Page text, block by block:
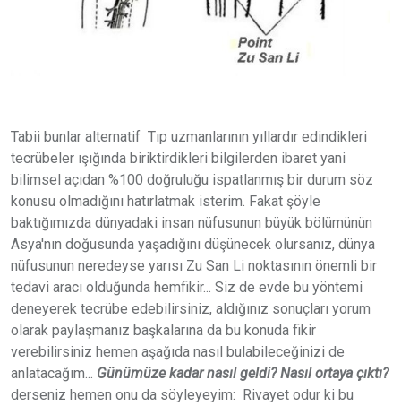
Tabii bunlar alternatif Tıp uzmanlarının yıllardır edindikleri
tecrübeler ışığında biriktirdikleri bilgilerden ibaret yani
bilimsel açıdan %100 doğruluğu ispatlanmış bir durum söz
konusu olmadığını hatırlatmak isterim. Fakat şöyle
baktığımızda dünyadaki insan nüfusunun büyük bölümünün
Asya'nın doğusunda yaşadığını düşünecek olursanız, dünya
nüfusunun neredeyse yarısı Zu San Li noktasının önemli bir
tedavi aracı olduğunda hemfikir... Siz de evde bu yöntemi
deneyerek tecrübe edebilirsiniz, aldığınız sonuçları yorum
olarak paylaşmanız başkalarına da bu konuda fikir
verebilirsiniz hemen aşağıda nasıl bulabileceğinizi de
anlatacağım... Günümüze kadar nasıl geldi? Nasıl ortaya çıktı?
derseniz hemen onu da söyleyeyim: Rivayet odur ki bu